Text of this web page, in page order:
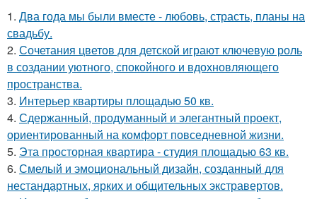
1. Два года мы были вместе - любовь, страсть, планы на
свадьбу.
2. Сочетания цветов для детской играют ключевую роль
в создании уютного, спокойного и вдохновляющего
пространства.
3. Интерьер квартиры площадью 50 кв.
4. Сдержанный, продуманный и элегантный проект,
ориентированный на комфорт повседневной жизни.
5. Эта просторная квартира - студия площадью 63 кв.
6. Смелый и эмоциональный дизайн, созданный для
нестандартных, ярких и общительных экстравертов.